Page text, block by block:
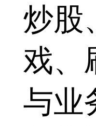
炒股
戏、
与业